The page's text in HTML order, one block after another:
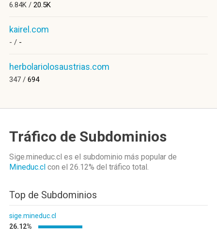
6.84K / 20.5K
kairel.com
- / -
herbolariolosaustrias.com
347 / 694
Tráfico de Subdominios
Sige.mineduc.cl es el subdominio más popular de
Mineduc.cl con el 26.12% del tráfico total.
Top de Subdominios
sige.mineduc.cl
26.12%